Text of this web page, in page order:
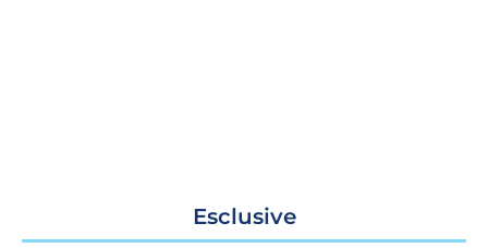
Esclusive